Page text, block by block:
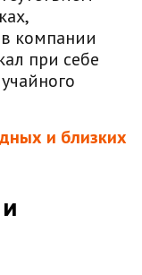
компании
при себе
и близких